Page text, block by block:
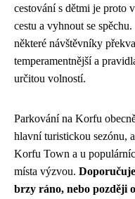
cestování s dětmi je proto
cestu a vyhnout se
některé návštěvníky
temperamentnější a
určitou volností.
Parkování na Korfu
hlavní turistickou sezónu,
Korfu Town a u
místa výzvou.
brzy ráno, nebo později